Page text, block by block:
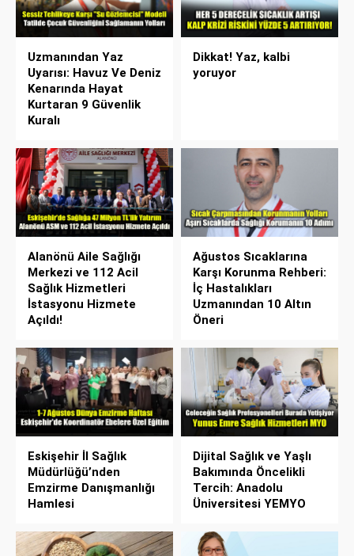
Uzmanından Yaz
Uyarısı: Havuz Ve Deniz
Kenarında Hayat
Kurtaran 9 Güvenlik
Kuralı
Dikkat! Yaz, kalbi
yoruyor
Alanönü Aile Sağlığı
Merkezi ve 112 Acil
Sağlık Hizmetleri
İstasyonu Hizmete
Açıldı!
Ağustos Sıcaklarına
Karşı Korunma Rehberi:
İç Hastalıkları
Uzmanından 10 Altın
Öneri
Eskişehir İl Sağlık
Müdürlüğü’nden
Emzirme Danışmanlığı
Hamlesi
Dijital Sağlık ve Yaşlı
Bakımında Öncelikli
Tercih: Anadolu
Üniversitesi YEMYO